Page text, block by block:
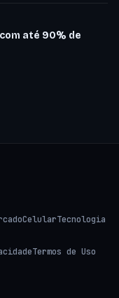
até 90% de
CelularTecnologia
Termos de Uso